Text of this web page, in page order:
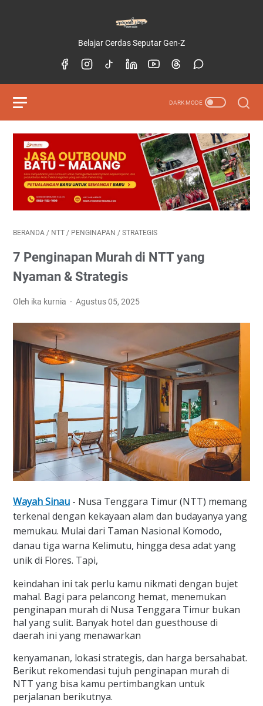
Belajar Cerdas Seputar Gen-Z
BERANDA / NTT / PENGINAPAN / STRATEGIS
7 Penginapan Murah di NTT yang
Nyaman & Strategis
Oleh ika kurnia Agustus 05, 2025
Wayah Sinau - Nusa Tenggara Timur (NTT) memang
terkenal dengan kekayaan alam dan budayanya yang
memukau. Mulai dari Taman Nasional Komodo,
danau tiga warna Kelimutu, hingga desa adat yang
unik di Flores. Tapi,
keindahan ini tak perlu kamu nikmati dengan bujet
mahal. Bagi para pelancong hemat, menemukan
penginapan murah di Nusa Tenggara Timur bukan
hal yang sulit. Banyak hotel dan guesthouse di
daerah ini yang menawarkan
kenyamanan, lokasi strategis, dan harga bersahabat.
Berikut rekomendasi tujuh penginapan murah di
NTT yang bisa kamu pertimbangkan untuk
perjalanan berikutnya.